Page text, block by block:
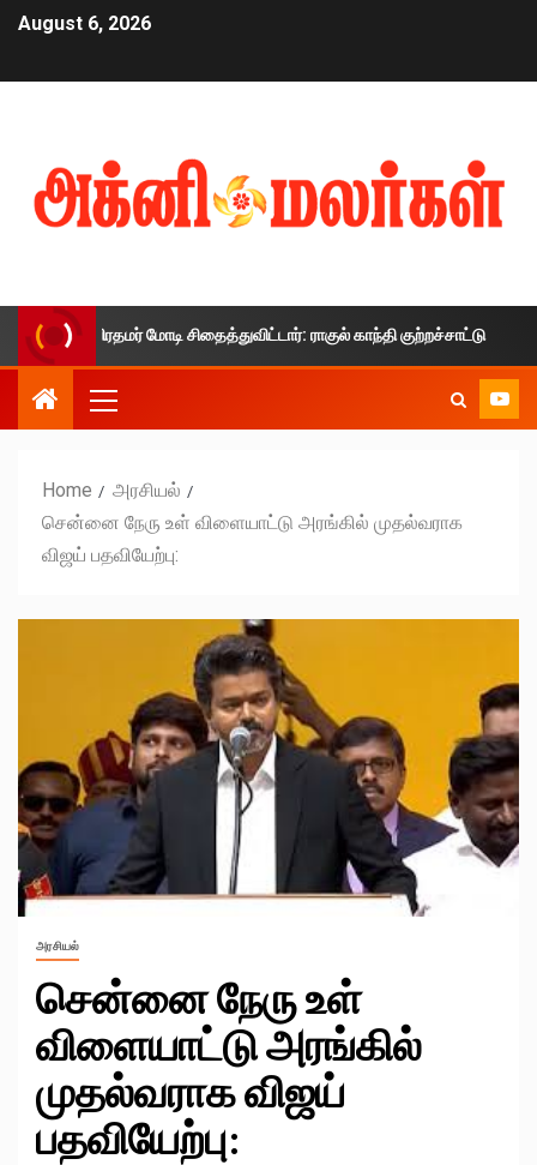
August 6, 2026
பிரதமர் மோடி சிதைத்துவிட்டார்: ராகுல் காந்தி குற்றச்சாட்டு
Home
அரசியல்
சென்னை நேரு உள் விளையாட்டு அரங்கில் முதல்வராக
விஜய் பதவியேற்பு:
அரசியல்
சென்னை நேரு உள்
விளையாட்டு அரங்கில்
முதல்வராக விஜய்
பதவியேற்பு: